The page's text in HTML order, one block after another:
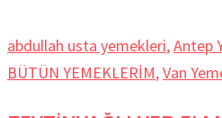
abdullah usta yemekleri,Antep
BÜTÜN YEMEKLERİM,Van